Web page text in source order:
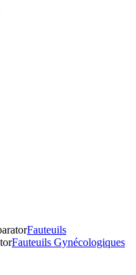
Fauteuils
Fauteuils Gynécologiques